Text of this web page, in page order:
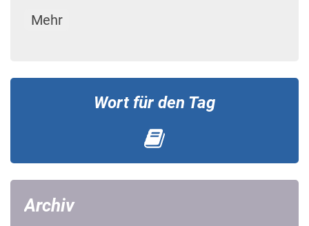
Mehr
Wort für den Tag
Archiv